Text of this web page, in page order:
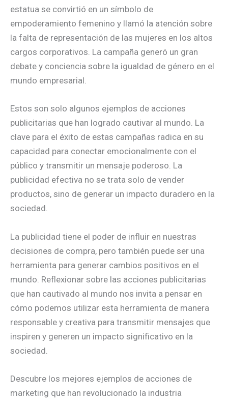
estatua se convirtió en un símbolo de
empoderamiento femenino y llamó la atención sobre
la falta de representación de las mujeres en los altos
cargos corporativos. La campaña generó un gran
debate y conciencia sobre la igualdad de género en el
mundo empresarial.
Estos son solo algunos ejemplos de acciones
publicitarias que han logrado cautivar al mundo. La
clave para el éxito de estas campañas radica en su
capacidad para conectar emocionalmente con el
público y transmitir un mensaje poderoso. La
publicidad efectiva no se trata solo de vender
productos, sino de generar un impacto duradero en la
sociedad.
La publicidad tiene el poder de influir en nuestras
decisiones de compra, pero también puede ser una
herramienta para generar cambios positivos en el
mundo. Reflexionar sobre las acciones publicitarias
que han cautivado al mundo nos invita a pensar en
cómo podemos utilizar esta herramienta de manera
responsable y creativa para transmitir mensajes que
inspiren y generen un impacto significativo en la
sociedad.
Descubre los mejores ejemplos de acciones de
marketing que han revolucionado la industria